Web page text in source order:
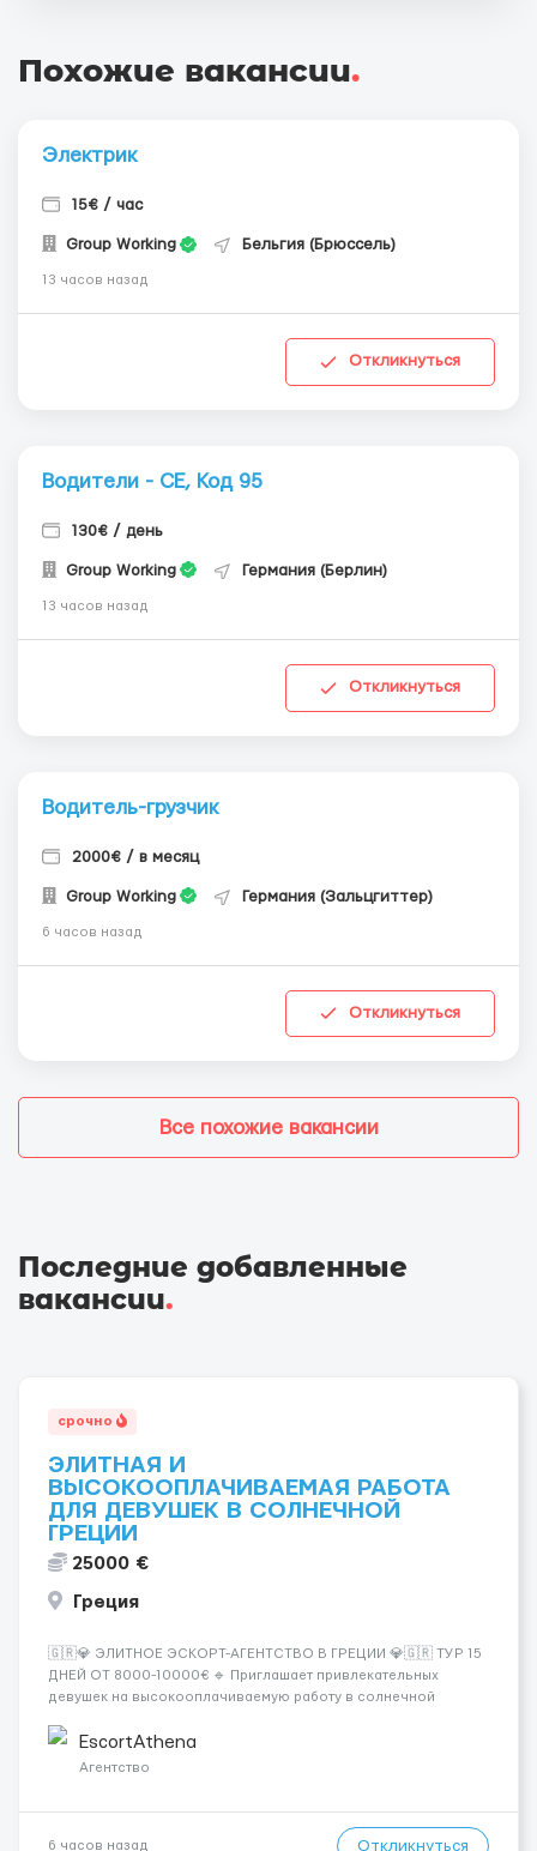
Похожие вакансии.
Электрик
15€ / час
Group Working Бельгия (Брюссель)
13 часов назад
Откликнуться
Водители - СЕ, Код 95
130€ / день
Group Working Германия (Берлин)
13 часов назад
Откликнуться
Водитель-грузчик
2000€ / в месяц
Group Working Германия (Зальцгиттер)
6 часов назад
Откликнуться
Все похожие вакансии
Последние добавленные
вакансии.
срочно
ЭЛИТНАЯ И
ВЫСОКООПЛАЧИВАЕМАЯ РАБОТА
ДЛЯ ДЕВУШЕК В СОЛНЕЧНОЙ
ГРЕЦИИ
25000 €
Греция
🇬🇷💎 ЭЛИТНОЕ ЭСКОРТ-АГЕНТСТВО В ГРЕЦИИ 💎🇬🇷 ТУР 15
ДНЕЙ ОТ 8000-10000€ 🔹 Приглашает привлекательных
девушек на высокооплачиваемую работу в солнечной
хорошие деньги 💶 — это предложение для тебя! 🔹
Требования: ✔️ Возраст от ...
EscortAthena
Агентство
6 часов назад Откликнуться